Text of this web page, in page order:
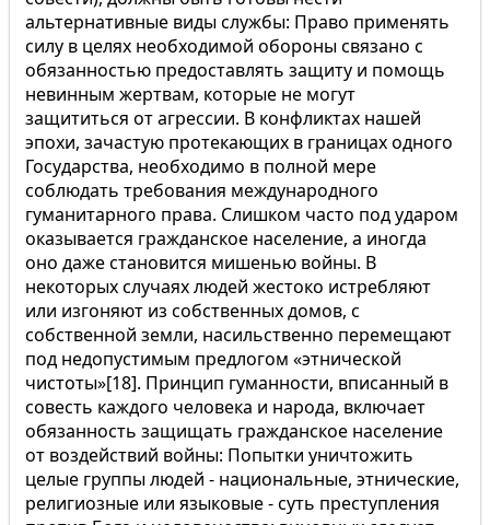
альтернативные виды службы: Право применять
силу в целях необходимой обороны связано с
обязанностью предоставлять защиту и помощь
невинным жертвам, которые не могут
защититься от агрессии. В конфликтах нашей
эпохи, зачастую протекающих в границах одного
Государства, необходимо в полной мере
соблюдать требования международного
гуманитарного права. Слишком часто под ударом
оказывается гражданское население, а иногда
оно даже становится мишенью войны. В
некоторых случаях людей жестоко истребляют
или изгоняют из собственных домов, с
собственной земли, насильственно перемещают
под недопустимым предлогом «этнической
чистоты»[18]. Принцип гуманности, вписанный в
совесть каждого человека и народа, включает
обязанность защищать гражданское население
от воздействий войны: Попытки уничтожить
целые группы людей - национальные, этнические,
религиозные или языковые - суть преступления